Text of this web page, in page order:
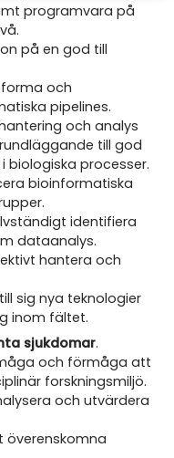
programvara på
på en god till
och
pipelines.
och analys
till god
biologiska processer.
bioinformatiska
identifiera
dataanalys.
hantera och
sig nya teknologier
inom fältet.
sjukdomar.
och förmåga att
forskningsmiljö.
och utvärdera